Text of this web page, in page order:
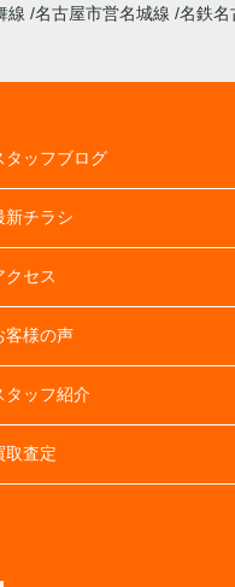
線 名古屋市営名城線 名鉄
タッフブログ
新チラシ
クセス
客様の声
タッフ紹介
取査定